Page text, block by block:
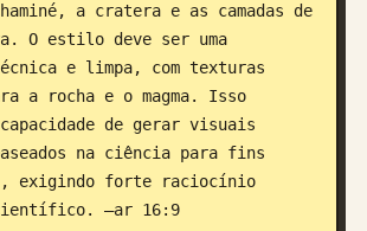
a cratera e as camadas de
O estilo deve ser uma
e limpa, com texturas
a rocha e o magma. Isso
de gerar visuais
na ciência para fins
exigindo forte raciocínio
–ar 16:9